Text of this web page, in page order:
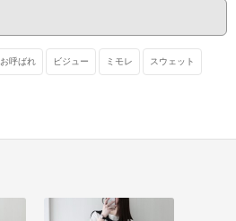
お呼ばれ ビジュー ミモレ スウェット